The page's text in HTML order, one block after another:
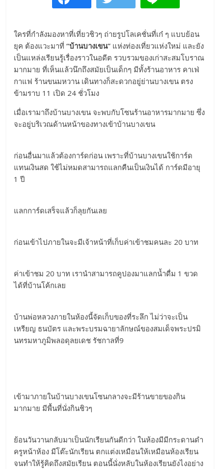
ที่พัก
มากมาย
ใครที่กำลังมองหาที่เที่ยวชิวๆ ถ่ายรูปโลเคชั่นที่เก๋ ๆ แบบย้อน
ยุค ต้องแวะมาที่“บ้านบางเขน” แห่งท่องเที่ยวแห่งใหม่ และยัง
เป็นแหล่งเรียนรู้เรื่องราวในอดีต รวบรวมของเก่าสะสมโบราณ
มากมาย ที่เห็นแล้วนึกถึงสมัยเป็นเด็กๆ มีทั้งร้านอาหาร คาเฟ่
กาแฟ ร้านขนมหวาน เดินทางก็สะดวกอยู่ย่านบางเขน ตรง
ข้ามราบ 11 เปิด 24 ชั่วโมง
เมื่อเรามาถึงบ้านบางเขน จะพบกับโซนร้านอาหารมากมาย ซึ่ง
จะอยู่บริเวณด้านหน้าของทางเข้าบ้านบางเขน
ก่อนอื่นมาแล้วต้องการ์ดก่อน เพราะที่บ้านบางเขนใช้การ์ด
แทนเงินสด ใช้ไม่หมดสามารถแลกคืนเป็นเงินได้ การ์ดมีอายุ
1 ปี
แลกการ์ดเสร็จแล้วก็ลุยกันเลย
ก่อนเข้าไปภายในจะมีเจ้าหน้าที่เก็บค่าเข้าชมคนละ 20 บาท
ค่าเข้าชม 20 บาท เรานำสามารถคูปองมาแลกน้ำดื่ม 1 ขวด
ได้ที่บ้านโค้กเลย
บ้านพ่อหลวงภายในห้องนี้จัดเก็บของที่ระลึก ไม่ว่าจะเป็น
เหรียญ ธนบัตร และพระบรมฉายาลักษณ์ของสมเด็จพระปรมิ
นทรมหาภูมิพลอดุลยเดช รัชกาลที่9
เข้ามาภายในบ้านบางเขนโซนกลางจะมีร้านขายของกิน
มากมาย มีพื้นที่นั่งกินชิวๆ
ย้อนวันวานกลับมาเป็นนักเรียนกันดีกว่า ในห้องมีมีกระดานดำ
ครูหน้าห้อง มีโต๊ะนักเรียน ตกแต่งเหมือนให้เหมือนห้องเรียน
จนทำให้รู้คิดถึงสมัยเรียน ตอนนี้นั่งหลับในห้องเรียนยังไงอย่าง